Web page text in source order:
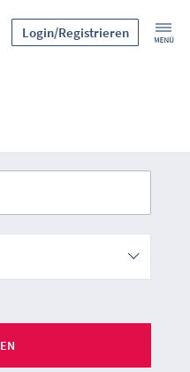
Login/Registrieren